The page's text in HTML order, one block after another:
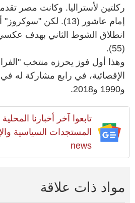
ركلتين لأستراليا. وكانت مصر
إمام عاشور (13). لكن
انطلاق الشوط الثاني بهدف
(55).
وهذا أول فوز يحرزه منتخب
و1990 و2018.
تابعوا آخر أخبارنا
news
مواد ذات علاقة